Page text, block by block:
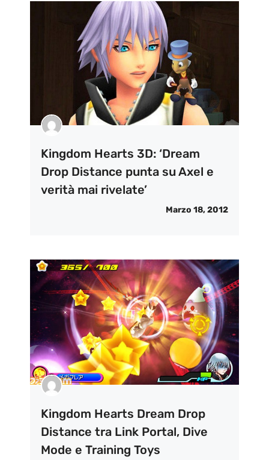
Kingdom Hearts 3D: ‘Dream
Drop Distance punta su Axel e
verità mai rivelate’
Marzo 18, 2012
Kingdom Hearts Dream Drop
Distance tra Link Portal, Dive
Mode e Training Toys